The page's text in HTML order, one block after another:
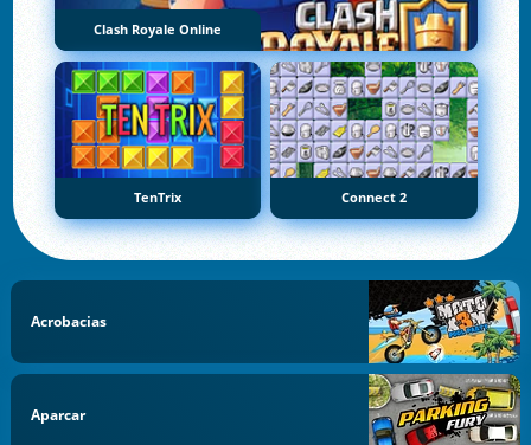
Clash Royale Online
TenTrix Connect 2
Acrobacias
Aparcar